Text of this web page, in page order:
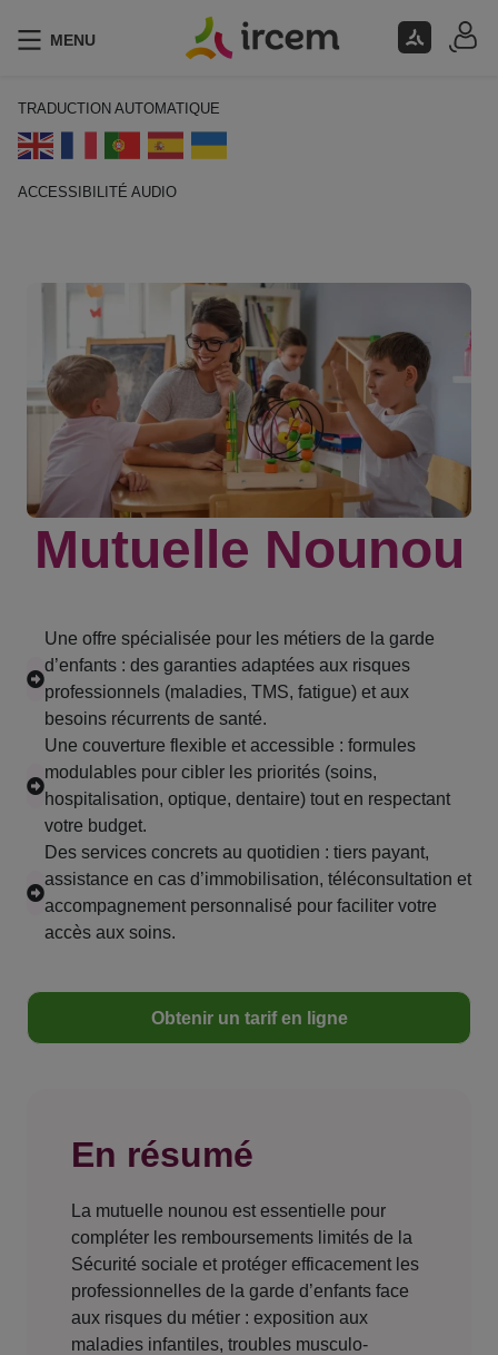
MENU
TRADUCTION AUTOMATIQUE
ACCESSIBILITÉ AUDIO
Mutuelle Nounou
Une offre spécialisée pour les métiers de la garde
d’enfants : des garanties adaptées aux risques
professionnels (maladies, TMS, fatigue) et aux
besoins récurrents de santé.
Une couverture flexible et accessible : formules
modulables pour cibler les priorités (soins,
hospitalisation, optique, dentaire) tout en respectant
votre budget.
Des services concrets au quotidien : tiers payant,
assistance en cas d’immobilisation, téléconsultation et
accompagnement personnalisé pour faciliter votre
accès aux soins.
Obtenir un tarif en ligne
En résumé
La mutuelle nounou est essentielle pour
compléter les remboursements limités de la
Sécurité sociale et protéger efficacement les
professionnelles de la garde d’enfants face
aux risques du métier : exposition aux
maladies infantiles, troubles musculo-